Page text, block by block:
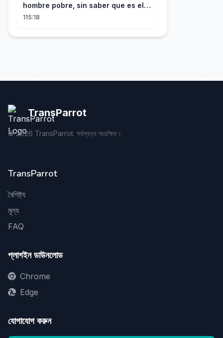
hombre pobre, sin saber que es el
hombre más rico del mundo
115:18
TransParrot
©2026 TransParrot. সর্বস্বত্ব সংরক্ষিত।
TransParrot
বৈশিষ্ট্য
মূল্য
FAQ
প্লাগইন ডাউনলোড
Chrome
Edge
যোগাযোগ করুন